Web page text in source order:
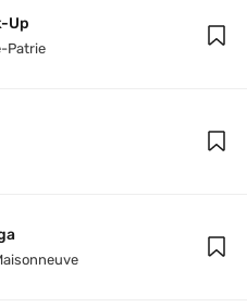
Up
Patrie